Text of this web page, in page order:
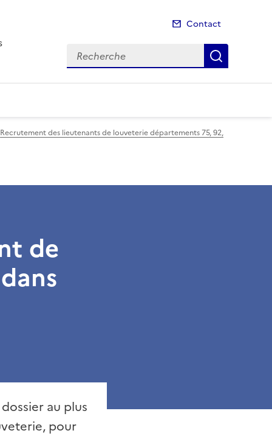
Contact
Recherche
Recrutement des lieutenants de louveterie départements 75, 92,
de
au plus
pour